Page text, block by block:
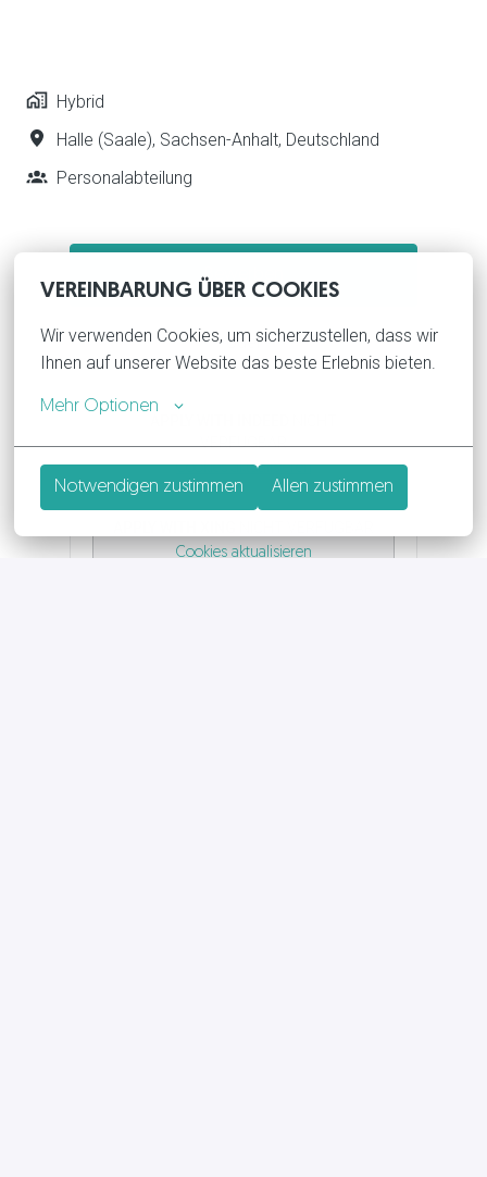
VEREINBARUNG ÜBER COOKIES
Wir verwenden Cookies, um sicherzustellen, dass wir
Ihnen auf unserer Website das beste Erlebnis bieten.
Mehr Optionen
Notwendigen zustimmen Allen zustimmen
Hybrid
Halle (Saale), Sachsen-Anhalt, Deutschland
Personalabteilung
Bewerben
oder
VERFÜGBAR
Cookies aktualisieren
Cookies aktualisieren